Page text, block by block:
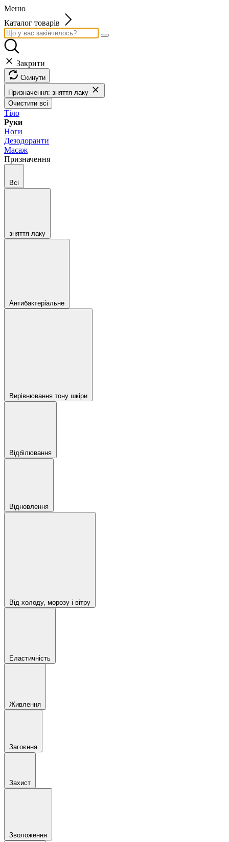
Меню
Каталог товарів
Закрити
Скинути
Призначення: зняття лаку
Очистити всі
Тіло
Руки
Ноги
Дезодоранти
Масаж
Призначення
Всі
зняття лаку
Антибактеріальне
Вирівнювання тону шкіри
Відбілювання
Відновлення
Від холоду, морозу і вітру
Еластичність
Живлення
Загоєння
Захист
Зволоження